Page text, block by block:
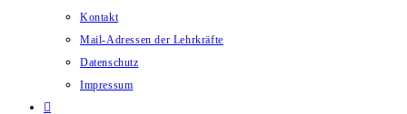
Kontakt
Mail-Adressen der Lehrkräfte
Datenschutz
Impressum
Website-